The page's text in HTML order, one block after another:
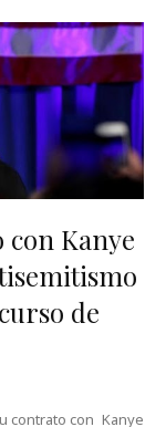
con Kanye
de
contrato con Kanye